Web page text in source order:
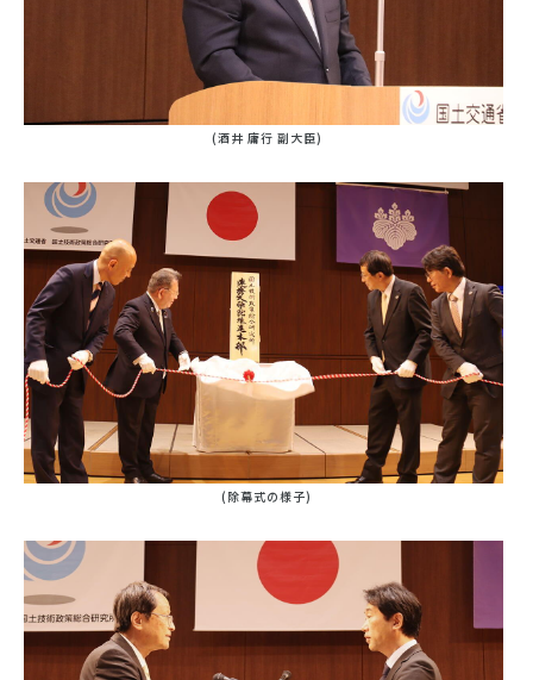
(酒井 庸行 副大臣)
(除幕式の様子)